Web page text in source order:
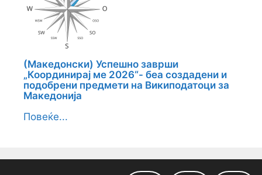
(Македонски) Успешно заврши
„Координирај ме 2026“- беа создадени и
подобрени предмети на Википодатоци за
Македонија
Повеќе...